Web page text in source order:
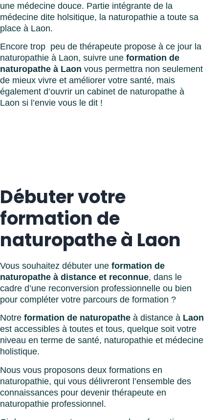
une médecine douce. Partie intégrante de la
médecine dite holsitique, la naturopathie a toute sa
place à Laon.
Encore trop peu de thérapeute propose à ce jour la
naturopathie à Laon, suivre une formation de
naturopathe à Laon vous permettra non seulement
de mieux vivre et améliorer votre santé, mais
également d’ouvrir un cabinet de naturopathe à
Laon si l’envie vous le dit !
Débuter votre
formation de
naturopathe à Laon
Vous souhaitez débuter une formation de
naturopathe à distance et reconnue, dans le
cadre d’une reconversion professionnelle ou bien
pour compléter votre parcours de formation ?
Notre formation de naturopathe à distance à Laon
est accessibles à toutes et tous, quelque soit votre
niveau en terme de santé, naturopathie et médecine
holistique.
Nous vous proposons deux formations en
naturopathie, qui vous délivreront l’ensemble des
connaissances pour devenir thérapeute en
naturopathie professionnel.